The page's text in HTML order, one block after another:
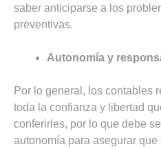
saber anticiparse a los
preventivas.
Autonomía y
Por lo general, los contables
toda la confianza y libertad
conferirles, por lo que debe
autonomía para asegurar